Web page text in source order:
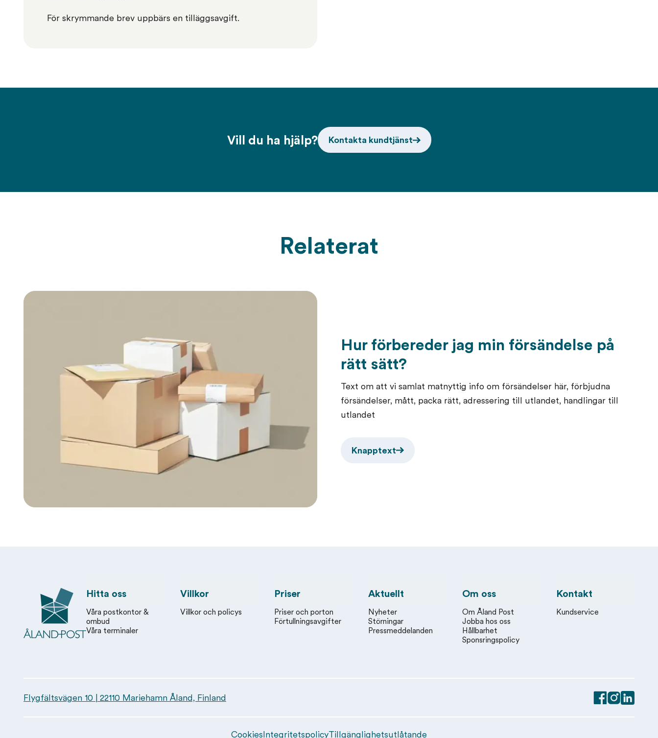
För skrymmande brev uppbärs en tilläggsavgift.
Vill du ha hjälp? Kontakta kundtjänst
Relaterat
Hur förbereder jag min försändelse på
rätt sätt?
Text om att vi samlat matnyttig info om försändelser här, förbjudna
försändelser, mått, packa rätt, adressering till utlandet, handlingar till
utlandet
Knapptext
Åland PostHitta oss
Våra postkontor &
ombud
Våra terminaler
Villkor
Villkor och policys
Priser
Priser och porton
Förtullningsavgifter
Aktuellt
Nyheter
Störningar
Pressmeddelanden
Om oss
Om Åland Post
Jobba hos oss
Hållbarhet
Sponsringspolicy
Kontakt
Kundservice
Flygfältsvägen 10 | 22110 Mariehamn Åland, Finland Facebook
Instagram
Linkedin
CookiesIntegritetspolicyTillgänglighetsutlåtande